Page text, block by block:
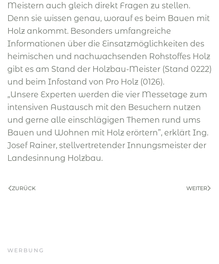
Meistern auch gleich direkt Fragen zu stellen.
Denn sie wissen genau, worauf es beim Bauen mit
Holz ankommt. Besonders umfangreiche
Informationen über die Einsatzmöglichkeiten des
heimischen und nachwachsenden Rohstoffes Holz
gibt es am Stand der Holzbau-Meister (Stand 0222)
und beim Infostand von Pro Holz (0126).
„Unsere Experten werden die vier Messetage zum
intensiven Austausch mit den Besuchern nutzen
und gerne alle einschlägigen Themen rund ums
Bauen und Wohnen mit Holz erörtern”, erklärt Ing.
Josef Rainer, stellvertretender Innungsmeister der
Landesinnung Holzbau.
ZURÜCK WEITER
WERBUNG